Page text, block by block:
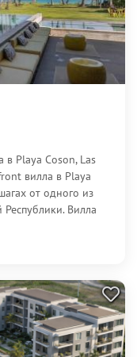
в Playa Coson, Las
вилла в Playa
от одного из
Вилла